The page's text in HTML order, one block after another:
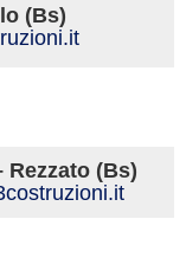
(Bs)
(Bs)